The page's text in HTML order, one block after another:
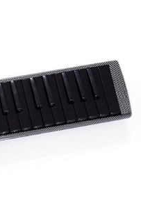
パーカッション
電子ピアノ